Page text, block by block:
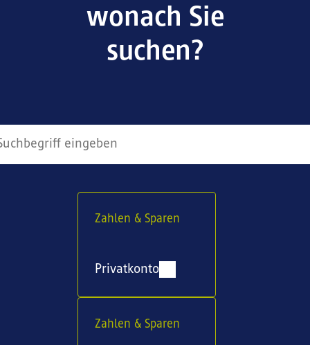
wonach Sie
suchen?
Zahlen & Sparen
Privatkonto
Zahlen & Sparen